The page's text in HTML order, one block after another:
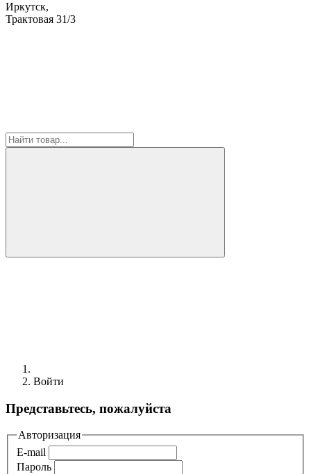
Иркутск,
Трактовая 31/3
Войти
Представьтесь, пожалуйста
Авторизация
E-mail
Пароль